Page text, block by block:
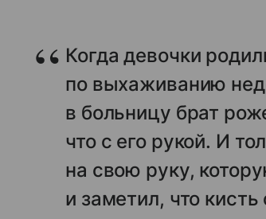
Когда девочки
по выхаживанию
в больницу брат
что с его рукой. И
на свою руку,
и заметил, что